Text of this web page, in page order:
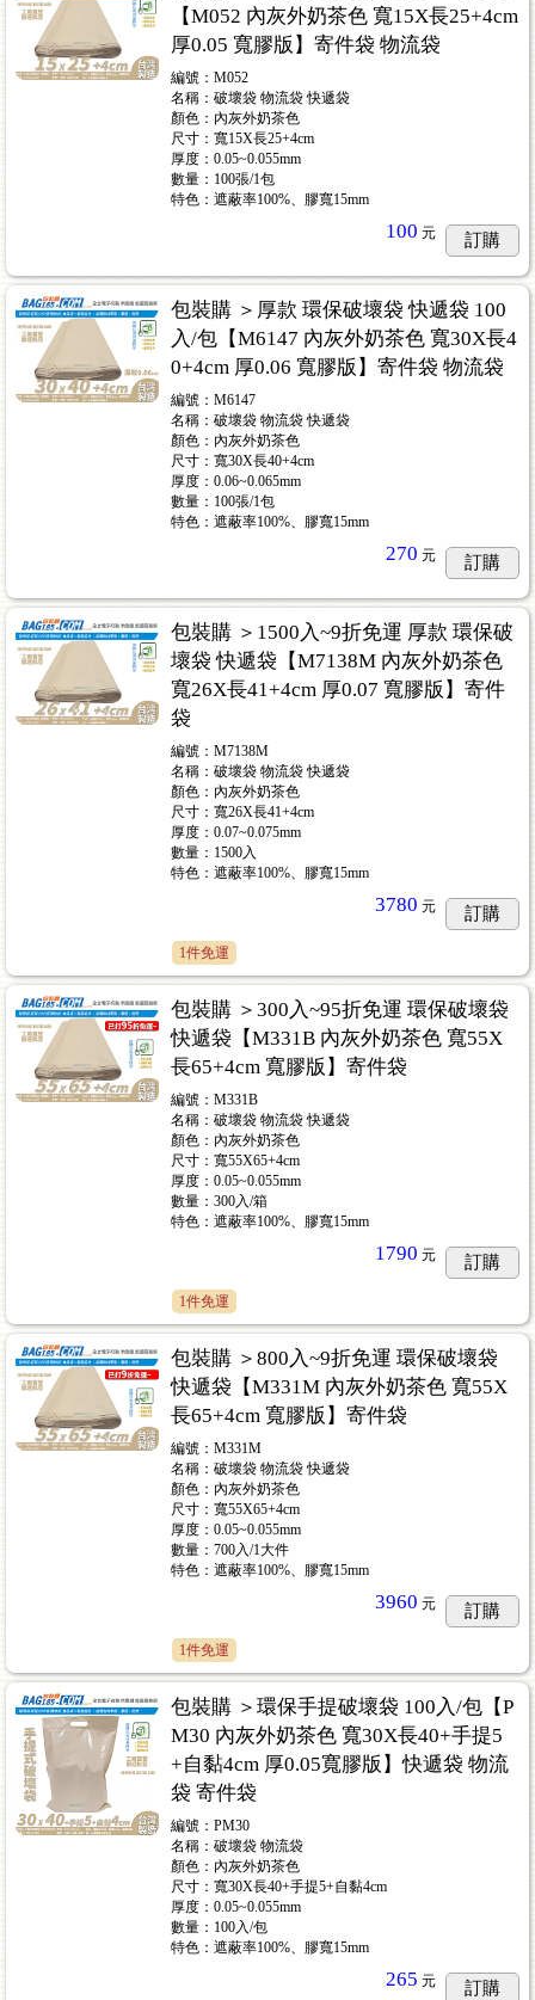
【M052 內灰外奶茶色 寬15X長25+4cm
厚0.05 寬膠版】寄件袋 物流袋
編號：M052
名稱：破壞袋 物流袋 快遞袋
顏色：內灰外奶茶色
尺寸：寬15X長25+4cm
厚度：0.05~0.055mm
數量：100張/1包
特色：遮蔽率100%、膠寬15mm
100 元 訂購
包裝購 ＞厚款 環保破壞袋 快遞袋 100
入/包【M6147 內灰外奶茶色 寬30X長4
0+4cm 厚0.06 寬膠版】寄件袋 物流袋
編號：M6147
名稱：破壞袋 物流袋 快遞袋
顏色：內灰外奶茶色
尺寸：寬30X長40+4cm
厚度：0.06~0.065mm
數量：100張/1包
特色：遮蔽率100%、膠寬15mm
270 元 訂購
包裝購 ＞1500入~9折免運 厚款 環保破
壞袋 快遞袋【M7138M 內灰外奶茶色
寬26X長41+4cm 厚0.07 寬膠版】寄件
袋
編號：M7138M
名稱：破壞袋 物流袋 快遞袋
顏色：內灰外奶茶色
尺寸：寬26X長41+4cm
厚度：0.07~0.075mm
數量：1500入
特色：遮蔽率100%、膠寬15mm
3780 元 訂購
1件免運
包裝購 ＞300入~95折免運 環保破壞袋
快遞袋【M331B 內灰外奶茶色 寬55X
長65+4cm 寬膠版】寄件袋
編號：M331B
名稱：破壞袋 物流袋 快遞袋
顏色：內灰外奶茶色
尺寸：寬55X65+4cm
厚度：0.05~0.055mm
數量：300入/箱
特色：遮蔽率100%、膠寬15mm
1790 元 訂購
1件免運
包裝購 ＞800入~9折免運 環保破壞袋
快遞袋【M331M 內灰外奶茶色 寬55X
長65+4cm 寬膠版】寄件袋
編號：M331M
名稱：破壞袋 物流袋 快遞袋
顏色：內灰外奶茶色
尺寸：寬55X65+4cm
厚度：0.05~0.055mm
數量：700入/1大件
特色：遮蔽率100%、膠寬15mm
3960 元 訂購
1件免運
包裝購 ＞環保手提破壞袋 100入/包【P
M30 內灰外奶茶色 寬30X長40+手提5
+自黏4cm 厚0.05寬膠版】快遞袋 物流
袋 寄件袋
編號：PM30
名稱：破壞袋 物流袋
顏色：內灰外奶茶色
尺寸：寬30X長40+手提5+自黏4cm
厚度：0.05~0.055mm
數量：100入/包
特色：遮蔽率100%、膠寬15mm
265 元 訂購